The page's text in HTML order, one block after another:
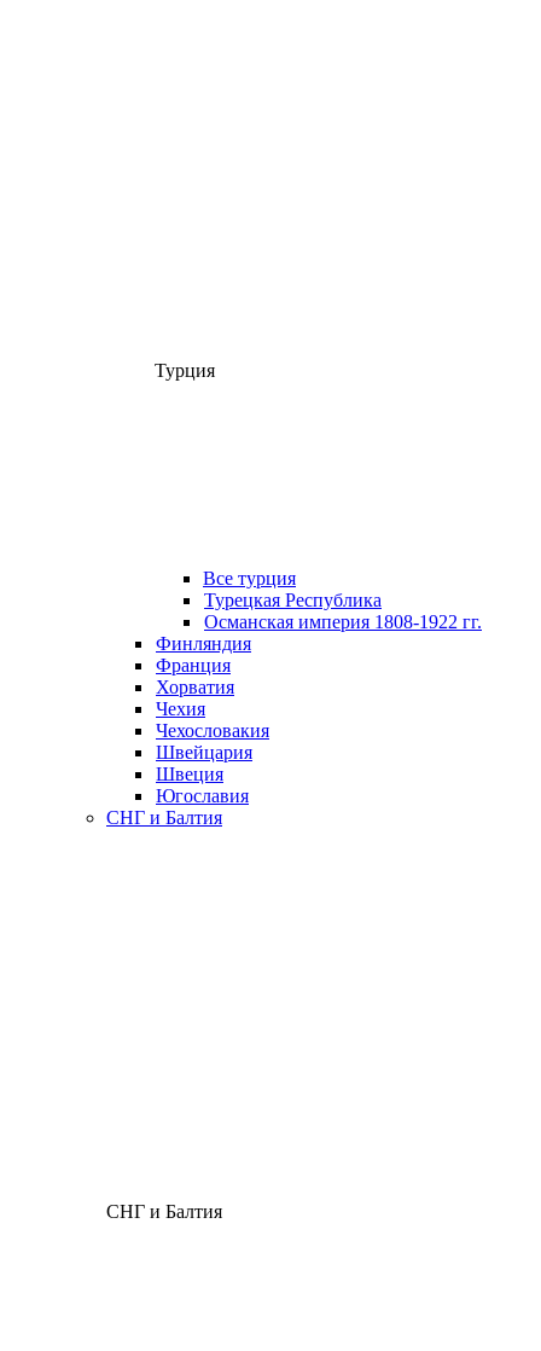
Турция
Все турция
Турецкая Республика
Османская империя 1808-1922 гг.
Финляндия
Франция
Хорватия
Чехия
Чехословакия
Швейцария
Швеция
Югославия
СНГ и Балтия
СНГ и Балтия